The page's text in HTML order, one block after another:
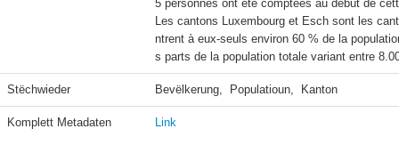
5 personnes ont été comptées au début de
Les cantons Luxembourg et Esch sont les
ntrent à eux-seuls environ 60 % de la
s parts de la population totale variant entre
Stëchwieder Bevëlkerung,  Populatioun,  Kanton
Komplett Metadaten Link